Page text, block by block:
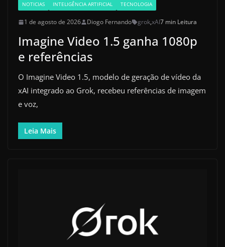
NOTICIAS INTELIGÊNCIA ARTIFICIAL TECNOLOGIA
1 de agosto de 2026 Diogo Fernando grok,xAI7 min Leitura
Imagine Video 1.5 ganha 1080p
e referências
O Imagine Video 1.5, modelo de geração de vídeo da
xAI integrado ao Grok, recebeu referências de imagem
e voz,
Leia Mais